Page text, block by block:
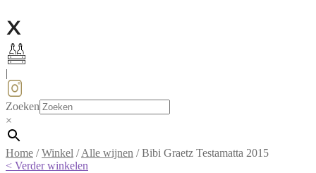
Zoeken
×
Home /Winkel /Alle wijnen /Bibi Graetz Testamatta 2015
< Verder winkelen